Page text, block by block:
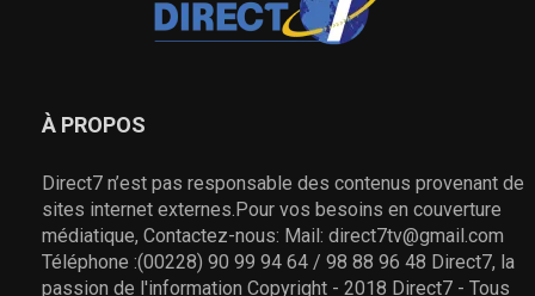
À PROPOS
Direct7 n’est pas responsable des contenus provenant de
sites internet externes.Pour vos besoins en couverture
médiatique, Contactez-nous: Mail: direct7tv@gmail.com
Téléphone :(00228) 90 99 94 64 / 98 88 96 48 Direct7, la
passion de l'information Copyright - 2018 Direct7 - Tous